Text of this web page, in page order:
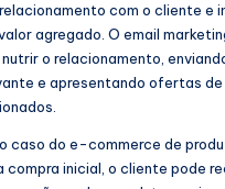
com o cliente e
agregado. O email
o relacionamento,
e apresentando ofertas de
caso do e-commerce de
compra inicial, o cliente pode